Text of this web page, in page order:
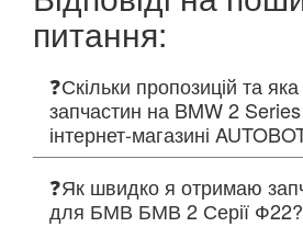
питання:
❓Скільки пропозицій та
запчастин на BMW 2
інтернет-магазині
❓Як швидко я отримаю
для БМВ БМВ 2 Серії Ф22?